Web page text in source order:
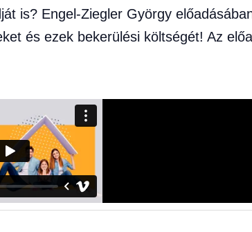
is? Engel-Ziegler György
és ezek bekerülési költségét! Az